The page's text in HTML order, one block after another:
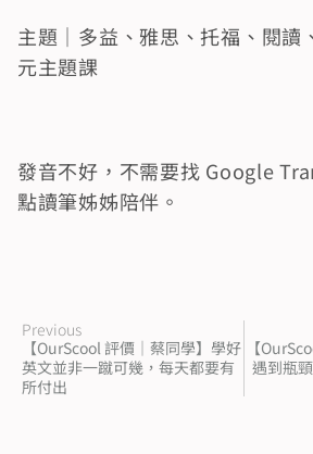
主題｜多益、雅思、托福、閱讀
元主題課
發音不好，不需要找 Google
點讀筆姊姊陪伴。
Previous
【OurScool 評價｜蔡同學】學好
英文並非一蹴可幾，每天都要有
所付出
【
遇到瓶